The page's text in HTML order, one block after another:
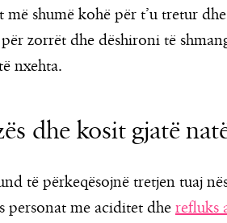
shumë kohë për t’u tretur
zorrët dhe dëshironi të
nxehta.
dhe kosit gjatë
të përkeqësojnë tretjen tuaj
personat me aciditet dhe refluks